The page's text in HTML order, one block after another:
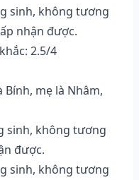
sinh, không tương
nhận được.
2.5/4
Bính, mẹ là Nhâm,
sinh, không tương
được.
sinh, không tương